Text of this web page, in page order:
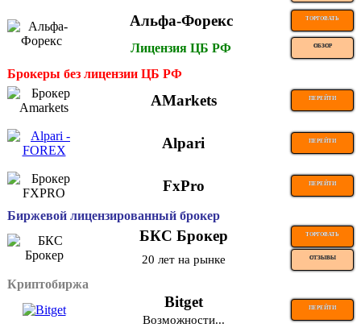
Альфа-Форекс ТОРГОВАТЬ
Лицензия ЦБ РФ ОБЗОР
Брокеры без лицензии ЦБ РФ
AMarkets ПЕРЕЙТИ
Alpari ПЕРЕЙТИ
FxPro ПЕРЕЙТИ
Биржевой лицензированный брокер
БКС Брокер ТОРГОВАТЬ
20 лет на рынке ОТЗЫВЫ
Криптобиржа
Bitget ПЕРЕЙТИ
Возможности...